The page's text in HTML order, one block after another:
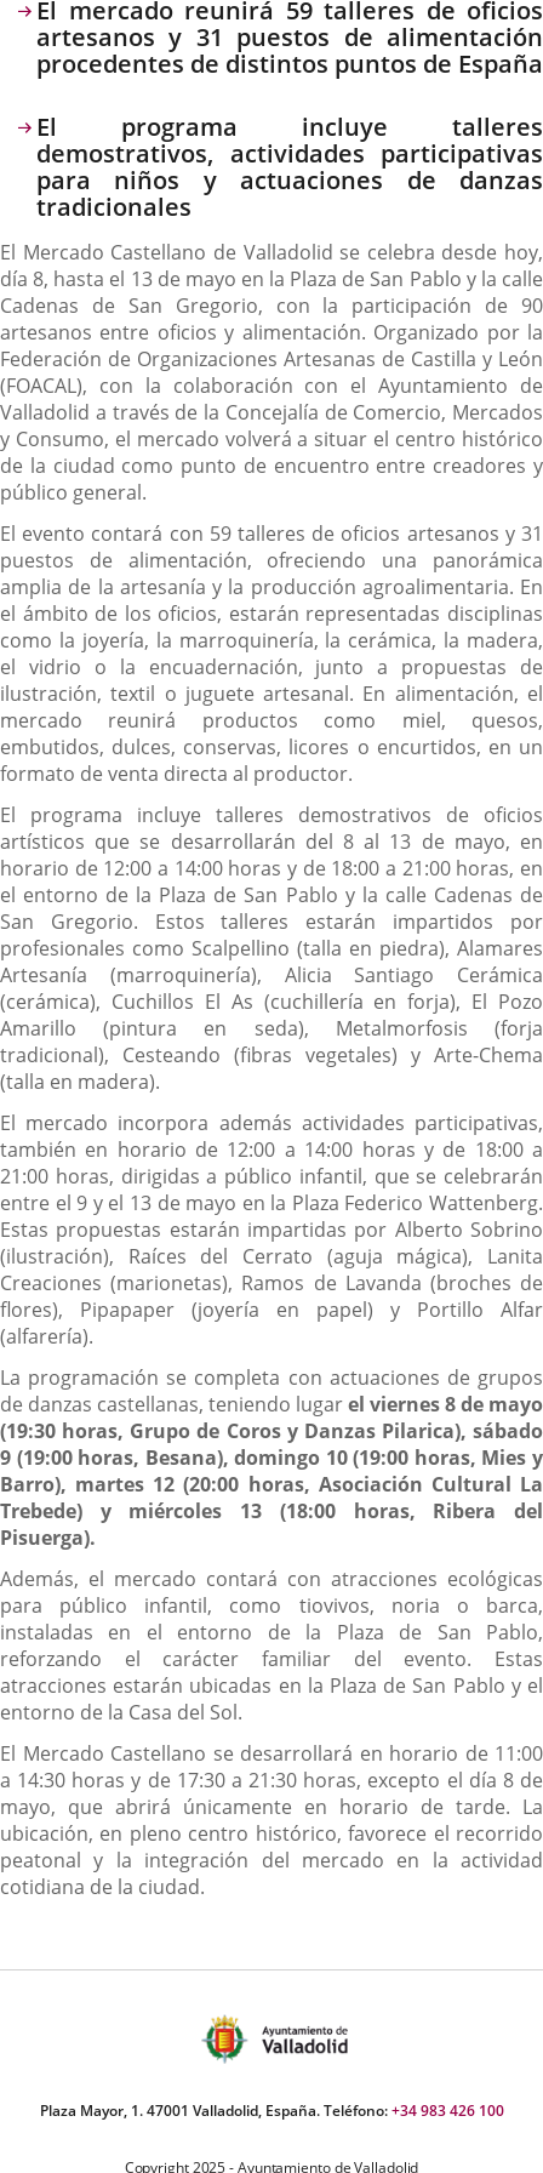
Descripción
El mercado reunirá 59 talleres de oficios
artesanos y 31 puestos de alimentación
procedentes de distintos puntos de España
El programa incluye talleres
demostrativos, actividades participativas
para niños y actuaciones de danzas
tradicionales
El Mercado Castellano de Valladolid se celebra desde hoy,
día 8, hasta el 13 de mayo en la Plaza de San Pablo y la calle
Cadenas de San Gregorio, con la participación de 90
artesanos entre oficios y alimentación. Organizado por la
Federación de Organizaciones Artesanas de Castilla y León
(FOACAL), con la colaboración con el Ayuntamiento de
Valladolid a través de la Concejalía de Comercio, Mercados
y Consumo, el mercado volverá a situar el centro histórico
de la ciudad como punto de encuentro entre creadores y
público general.
El evento contará con 59 talleres de oficios artesanos y 31
puestos de alimentación, ofreciendo una panorámica
amplia de la artesanía y la producción agroalimentaria. En
el ámbito de los oficios, estarán representadas disciplinas
como la joyería, la marroquinería, la cerámica, la madera,
el vidrio o la encuadernación, junto a propuestas de
ilustración, textil o juguete artesanal. En alimentación, el
mercado reunirá productos como miel, quesos,
embutidos, dulces, conservas, licores o encurtidos, en un
formato de venta directa al productor.
El programa incluye talleres demostrativos de oficios
artísticos que se desarrollarán del 8 al 13 de mayo, en
horario de 12:00 a 14:00 horas y de 18:00 a 21:00 horas, en
el entorno de la Plaza de San Pablo y la calle Cadenas de
San Gregorio. Estos talleres estarán impartidos por
profesionales como Scalpellino (talla en piedra), Alamares
Artesanía (marroquinería), Alicia Santiago Cerámica
(cerámica), Cuchillos El As (cuchillería en forja), El Pozo
Amarillo (pintura en seda), Metalmorfosis (forja
tradicional), Cesteando (fibras vegetales) y Arte-Chema
(talla en madera).
El mercado incorpora además actividades participativas,
también en horario de 12:00 a 14:00 horas y de 18:00 a
21:00 horas, dirigidas a público infantil, que se celebrarán
entre el 9 y el 13 de mayo en la Plaza Federico Wattenberg.
Estas propuestas estarán impartidas por Alberto Sobrino
(ilustración), Raíces del Cerrato (aguja mágica), Lanita
Creaciones (marionetas), Ramos de Lavanda (broches de
flores), Pipapaper (joyería en papel) y Portillo Alfar
(alfarería).
La programación se completa con actuaciones de grupos
de danzas castellanas, teniendo lugarel viernes 8 de mayo
(19:30 horas, Grupo de Coros y Danzas Pilarica), sábado
9 (19:00 horas, Besana), domingo 10 (19:00 horas, Mies y
Barro), martes 12 (20:00 horas, Asociación Cultural La
Trebede) y miércoles 13 (18:00 horas, Ribera del
Pisuerga).
Además, el mercado contará con atracciones ecológicas
para público infantil, como tiovivos, noria o barca,
instaladas en el entorno de la Plaza de San Pablo,
reforzando el carácter familiar del evento. Estas
atracciones estarán ubicadas en la Plaza de San Pablo y el
entorno de la Casa del Sol.
El Mercado Castellano se desarrollará en horario de 11:00
a 14:30 horas y de 17:30 a 21:30 horas, excepto el día 8 de
mayo, que abrirá únicamente en horario de tarde. La
ubicación, en pleno centro histórico, favorece el recorrido
peatonal y la integración del mercado en la actividad
cotidiana de la ciudad.
Plaza Mayor, 1. 47001 Valladolid, España. Teléfono:+34 983 426 100
Copyright 2025 - Ayuntamiento de Valladolid